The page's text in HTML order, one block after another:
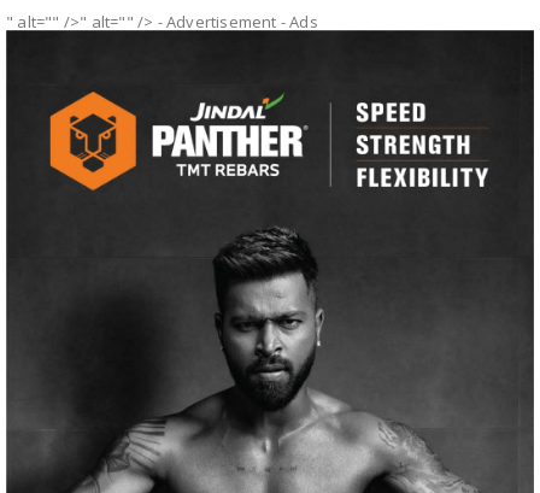
" alt="" />" alt="" /> - Advertisement -Ads